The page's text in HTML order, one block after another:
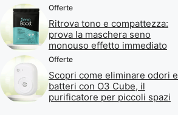
Offerte
Ritrova tono e compattezza:
prova la maschera seno
monouso effetto immediato
Offerte
Scopri come eliminare odori e
batteri con O3 Cube, il
purificatore per piccoli spazi